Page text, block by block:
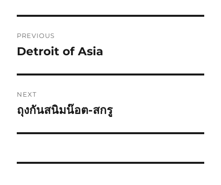
navigation
PREVIOUS
Previous
Detroit of Asia
NEXT
Next
ถุงกันสนิมน๊อต-สกรู